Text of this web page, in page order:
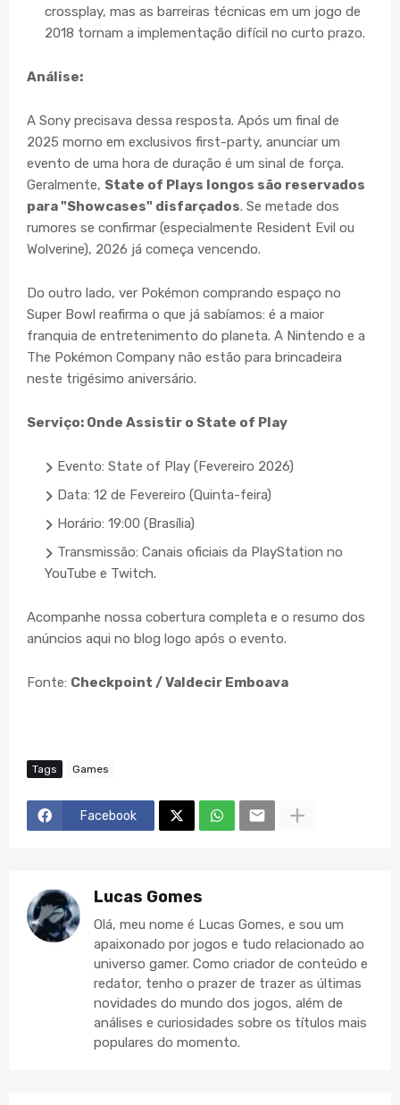
crossplay, mas as barreiras técnicas em um jogo de
2018 tornam a implementação difícil no curto prazo.
Análise:
A Sony precisava dessa resposta. Após um final de
2025 morno em exclusivos first-party, anunciar um
evento de uma hora de duração é um sinal de força.
Geralmente, State of Plays longos são reservados
para "Showcases" disfarçados. Se metade dos
rumores se confirmar (especialmente Resident Evil ou
Wolverine), 2026 já começa vencendo.
Do outro lado, ver Pokémon comprando espaço no
Super Bowl reafirma o que já sabíamos: é a maior
franquia de entretenimento do planeta. A Nintendo e a
The Pokémon Company não estão para brincadeira
neste trigésimo aniversário.
Serviço: Onde Assistir o State of Play
Evento: State of Play (Fevereiro 2026)
Data: 12 de Fevereiro (Quinta-feira)
Horário: 19:00 (Brasília)
Transmissão: Canais oficiais da PlayStation no
YouTube e Twitch.
Acompanhe nossa cobertura completa e o resumo dos
anúncios aqui no blog logo após o evento.
Fonte: Checkpoint / Valdecir Emboava
Tags Games
Facebook
Lucas Gomes
Olá, meu nome é Lucas Gomes, e sou um
apaixonado por jogos e tudo relacionado ao
universo gamer. Como criador de conteúdo e
redator, tenho o prazer de trazer as últimas
novidades do mundo dos jogos, além de
análises e curiosidades sobre os títulos mais
populares do momento.